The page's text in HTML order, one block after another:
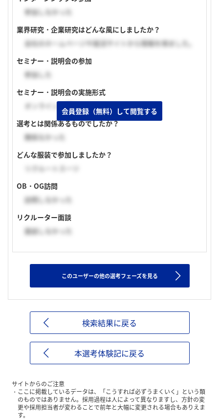
参加しなかった
業界研究・企業研究はどんな風にしましたか？
会社のホームページや就活サイトから情報を得ました。
セミナー・説明会の参加
参加した
セミナー・説明会の実施形式
オンライン（顔出しあり）
選考とは関係あるものでしたか？
関係なかった
どんな服装で参加しましたか？
リクルートスーツ
OB・OG訪問
訪問しなかった
リクルーター面談
面談しなかった
会員登録（無料）して閲覧する
このユーザーの他の選考フェーズを見る
検索結果に戻る
本選考体験記に戻る
サイトからのご注意
ここに掲載しているデータは、「こうすれば必ずうまくいく」という類
のものではありません。採用過程は人によって異なりますし、方針の変
更や採用担当者が変わることで前年と大幅に変更される場合もありえま
す。